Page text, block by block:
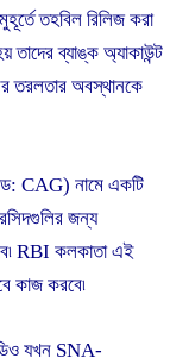
তহবিল রিলিজ করা
তাদের ব্যাঙ্ক অ্যাকাউন্ট
তরলতার অবস্থানকে
CAG) নামে একটি
জন্য
RBI কলকাতা এই
কাজ করবে৷
যখন SNA-